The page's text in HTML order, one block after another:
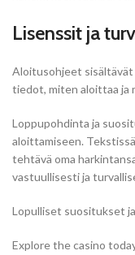
Lisenssit ja
Aloitusohjeet
tiedot, miten aloittaa ja
Loppupohdinta ja
aloittamiseen.
tehtävä oma
vastuullisesti ja
Lopulliset suositukset
Explore the casino